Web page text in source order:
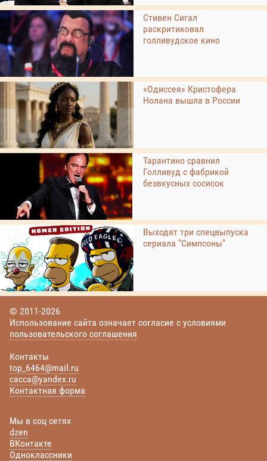
Стивен Сигал
раскритиковал
голливудское кино
«Одиссея» Кристофера
Нолана вышла в России
Тарантино сравнил
Голливуд с фабрикой
безвкусных сосисок
Выходят три спецвыпуска
сериала "Симпсоны"
© 2011-2026
Использование сайта означает согласие с условиями
пользовательского соглашения
Контакты
top_6464@mail.ru
cacca@yandex.ru
Контактная форма
Мы в соц сетях
dzen
ВКонтакте
Одноклассники